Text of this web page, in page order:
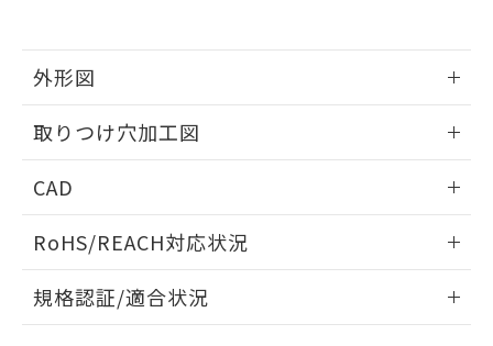
外形図
取りつけ穴加工図
CAD
ドすることができます。
ログイン/会員登録
RoHS/REACH対応状況
EU RoHS 注意事項・凡例
規格認証/適合状況
品・サービスに関するお客様との取
の共同利用に関して"
用者の範囲」に記載されている法人を
EU RoHS指令（10物質）の非含有証明書
51物質の非含有証明書（当社基準）
※本証明書は発行日時点で非含有を証明す
物質の対応では、対応完了までの期間は出
荷製品に未対応品が混在することから備考
欄に対応日を記載しておりました。
既に当社にて対応品への在庫切替を完了